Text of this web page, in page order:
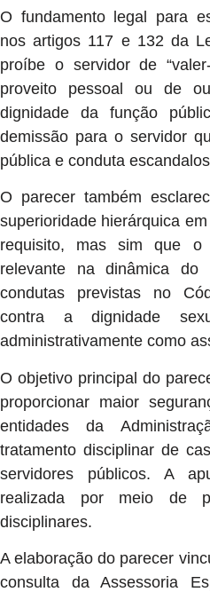
O fundamento legal para
nos artigos 117 e 132 da
proíbe o servidor de
proveito pessoal ou de
dignidade da função
demissão para o servidor
pública e conduta
O parecer também
superioridade hierárquica
requisito, mas sim que o
relevante na dinâmica do
condutas previstas no
contra a dignidade
administrativamente como
O objetivo principal do
proporcionar maior
entidades da
tratamento disciplinar de
servidores públicos. A
realizada por meio de
disciplinares.
A elaboração do parecer
consulta da Assessoria